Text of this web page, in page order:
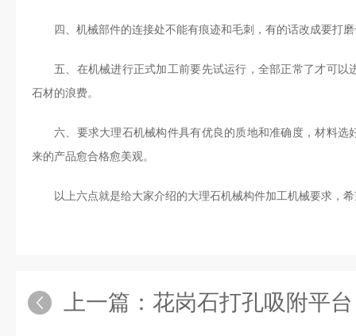
四、机械部件的连接处不能有痕迹和毛刺，有的话改成要打
五、在机械进行正式加工前要先试运行，全部正常了才可
石材的浪费。
六、要求大理石机械构件具有优良的质地和准确度，材料选
来的产品愈合格愈美观。
以上六点就是给大家介绍的大理石机械构件加工机械要求，
上一篇： 花岗石打孔吸附平台